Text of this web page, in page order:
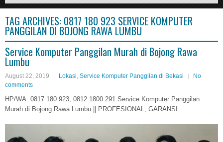
TAG ARCHIVES: 0817 180 923 SERVICE KOMPUTER
PANGGILAN DI BOJONG RAWA LUMBU
Service Komputer Panggilan Murah di Bojong Rawa
Lumbu
August 22, 2019 Lokasi Service Komputer Panggilan di Bekasi
No
comments
HP/WA: 0817 180 923, 0812 1800 291 Service Komputer Panggilan
Murah di Bojong Rawa Lumbu || PROFESIONAL, GARANSI.